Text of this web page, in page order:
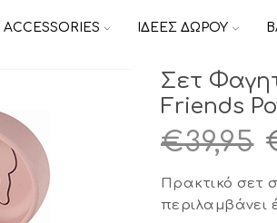
ACCESSORIES ΙΔΕΕΣ ΔΩΡΟΥ
Σετ
Friends
€39,95
Πρακτικό σετ
περιλαμβάνει